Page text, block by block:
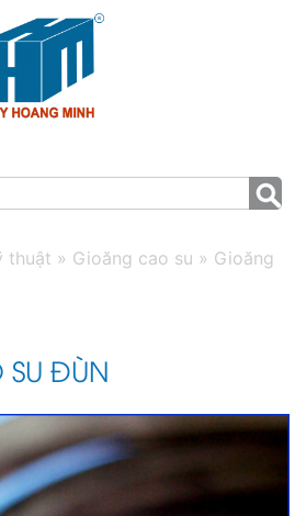
thuật » Gioăng cao su » Gioăng
ĐÙN